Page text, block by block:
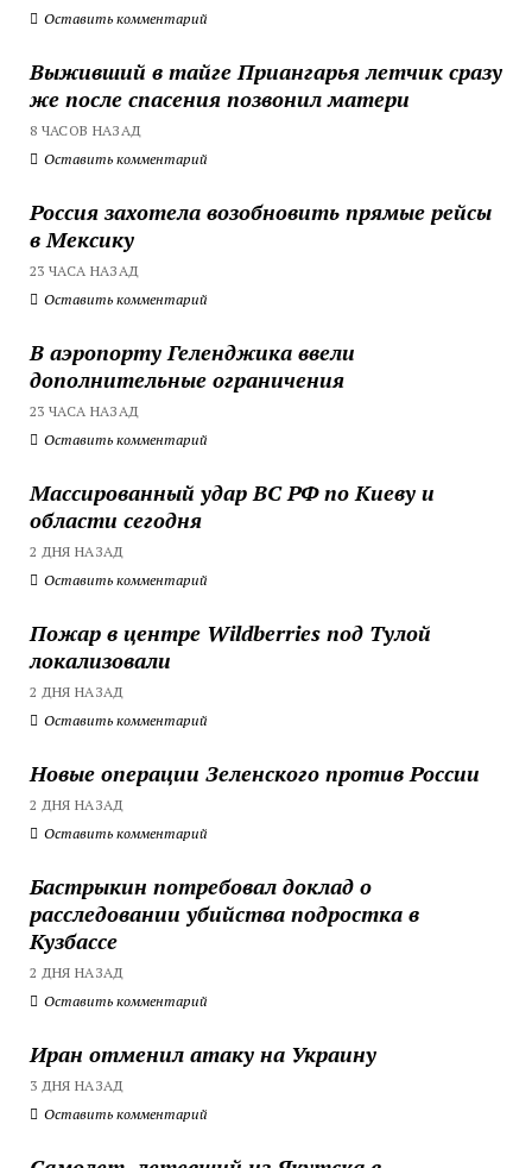
Оставить комментарий
Выживший в тайге Приангарья летчик сразу
же после спасения позвонил матери
8 ЧАСОВ НАЗАД
Оставить комментарий
Россия захотела возобновить прямые рейсы
в Мексику
23 ЧАСА НАЗАД
Оставить комментарий
В аэропорту Геленджика ввели
дополнительные ограничения
23 ЧАСА НАЗАД
Оставить комментарий
Массированный удар ВС РФ по Киеву и
области сегодня
2 ДНЯ НАЗАД
Оставить комментарий
Пожар в центре Wildberries под Тулой
локализовали
2 ДНЯ НАЗАД
Оставить комментарий
Новые операции Зеленского против России
2 ДНЯ НАЗАД
Оставить комментарий
Бастрыкин потребовал доклад о
расследовании убийства подростка в
Кузбассе
2 ДНЯ НАЗАД
Оставить комментарий
Иран отменил атаку на Украину
3 ДНЯ НАЗАД
Оставить комментарий